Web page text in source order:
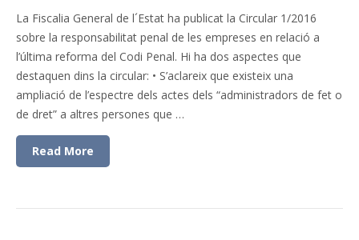
La Fiscalia General de l´Estat ha publicat la Circular 1/2016
sobre la responsabilitat penal de les empreses en relació a
l’última reforma del Codi Penal. Hi ha dos aspectes que
destaquen dins la circular: • S’aclareix que existeix una
ampliació de l’espectre dels actes dels “administradors de fet o
de dret” a altres persones que …
Read More